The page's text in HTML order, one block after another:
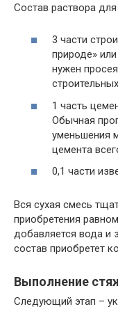
Состав раствора
3 части
природе»
нужен
1 часть
Обычная
уменьшения
цемента
0,1 части
Вся сухая смесь
приобретения
добавляется вода и
состав приобретет
Выполнение
Следующий этап –